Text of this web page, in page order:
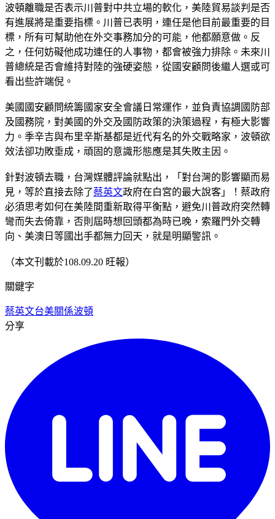
波頓離職是否表示川普對中共立場的軟化，美陸貿易談判是否
有進展將是重要指標。川普已表明，連任是他目前最重要的目
標，所有可幫助他在外交事務加分的可能，他都願意做。反
之，任何妨礙他成功連任的人事物，都會被強力排除。未來川
普總統是否會維持對陸的強硬姿態，從國安顧問後繼人選或可
看出些許端倪。
美國國安顧問統籌國家安全會議日常運作，並負責協調國防部
及國務院，對美國的外交及國防政策的決策過程，有極大影響
力。季辛吉與布里辛斯基都是近代有名的外交戰略家，波頓欲
效法卻功敗垂成，頑固的意識形態應是其失敗主因。
針對波頓去職，台灣媒體評論就點出，「對台灣的影響顯而易
見，等於直接去除了蔡英文政府在白宮的最大說客」！蔡政府
必須思考如何在美陸間重新取得平衡點，避免川普政府突然轉
彎而失去倚靠，否則屆時想回頭都為時已晚，索羅門外交轉
向、美澳日等國出手都無力回天，就是明顯警訊。
（本文刊載於108.09.20 旺報）
關鍵字
蔡英文台美關係波頓
分享